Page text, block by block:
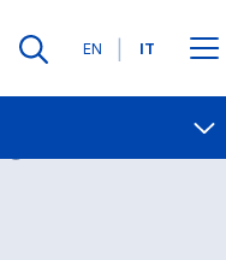
Lingue
EN IT
Contatti
Open